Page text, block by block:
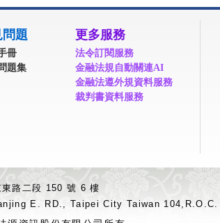
題
冊
題集
更多服務
法令訂閱服務
金融法規自動關連AI
金融法遵外規資料服務
裁判書資料服務
路二段 150 號 6 樓
E. RD., Taipei City Taiwan 104,R.O.C.